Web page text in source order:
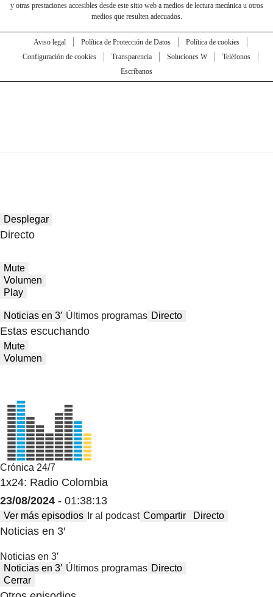
y otras prestaciones accesibles desde este sitio web a medios de lectura mecánica u otros
medios que resulten adecuados.
Aviso legal Política de Protección de Datos
Política de cookies
Configuración de cookies
Transparencia Soluciones W
Teléfonos
Escríbanos
Desplegar
Directo
Mute
Volumen
Play
Noticias en 3′ Últimos programas Directo
Estas escuchando
Mute
Volumen
Crónica 24/7
1x24: Radio Colombia
23/08/2024 - 01:38:13
Ver más episodios Ir al podcast Compartir Directo
Noticias en 3′
Noticias en 3′
Noticias en 3′ Últimos programas Directo
Cerrar